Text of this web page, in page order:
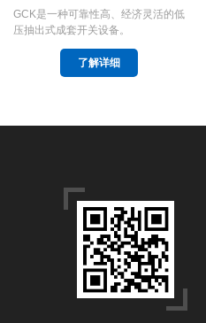
GCK是一种可靠性高、经济灵活的低
压抽出式成套开关设备。
了解详细